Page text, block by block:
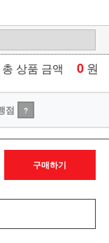
총 상품 금액 0 원
점 ?
구매하기